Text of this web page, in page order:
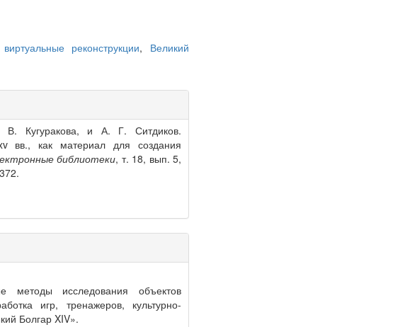
виртуальные реконструкции, Великий
Кугуракова, и А. Г. Ситдиков.
вв., как материал для создания
библиотеки, т. 18, вып. 5,
методы исследования объектов
игр, тренажеров, культурно-
Болгар XIV».